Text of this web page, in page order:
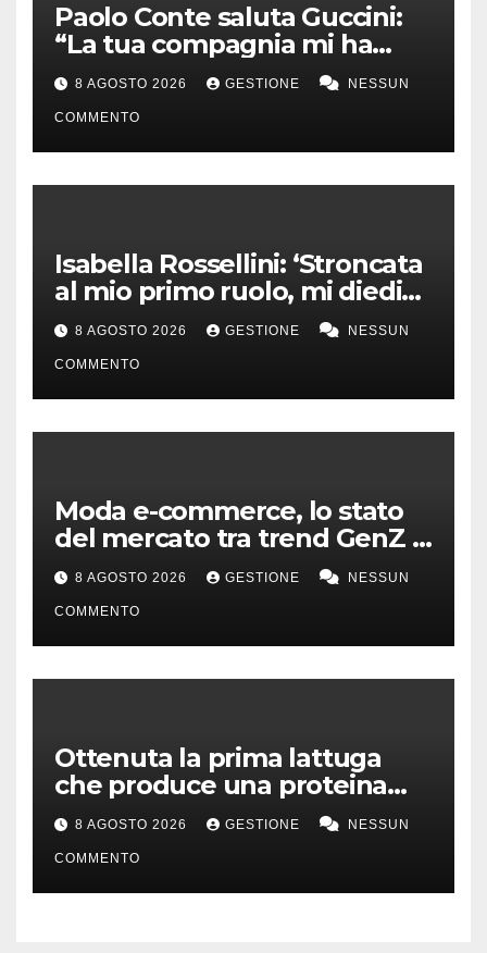
Paolo Conte saluta Guccini:
“La tua compagnia mi ha
sempre divertito”
8 AGOSTO 2026 GESTIONE NESSUN
COMMENTO
Isabella Rossellini: ‘Stroncata
al mio primo ruolo, mi diedi
alla moda’
8 AGOSTO 2026 GESTIONE NESSUN
COMMENTO
Moda e-commerce, lo stato
del mercato tra trend GenZ e
second hand
8 AGOSTO 2026 GESTIONE NESSUN
COMMENTO
Ottenuta la prima lattuga
che produce una proteina
chiave della carne
8 AGOSTO 2026 GESTIONE NESSUN
COMMENTO